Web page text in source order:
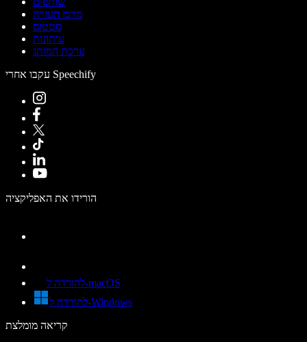
מרכז העזרה
סטטוס
עיתונות
ערכת המותג
עקבו אחרי Speechify
הורידו את האפליקציה
להורדה ל-macOS
להורדה ל-Windows
קריאה מומלצת